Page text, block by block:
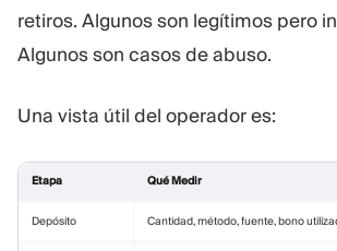
retiros. Algunos son legítimos pero
Algunos son casos de abuso.
Una vista útil del operador es:
Etapa Qué Medir
Depósito Cantidad, método, fuente, bono